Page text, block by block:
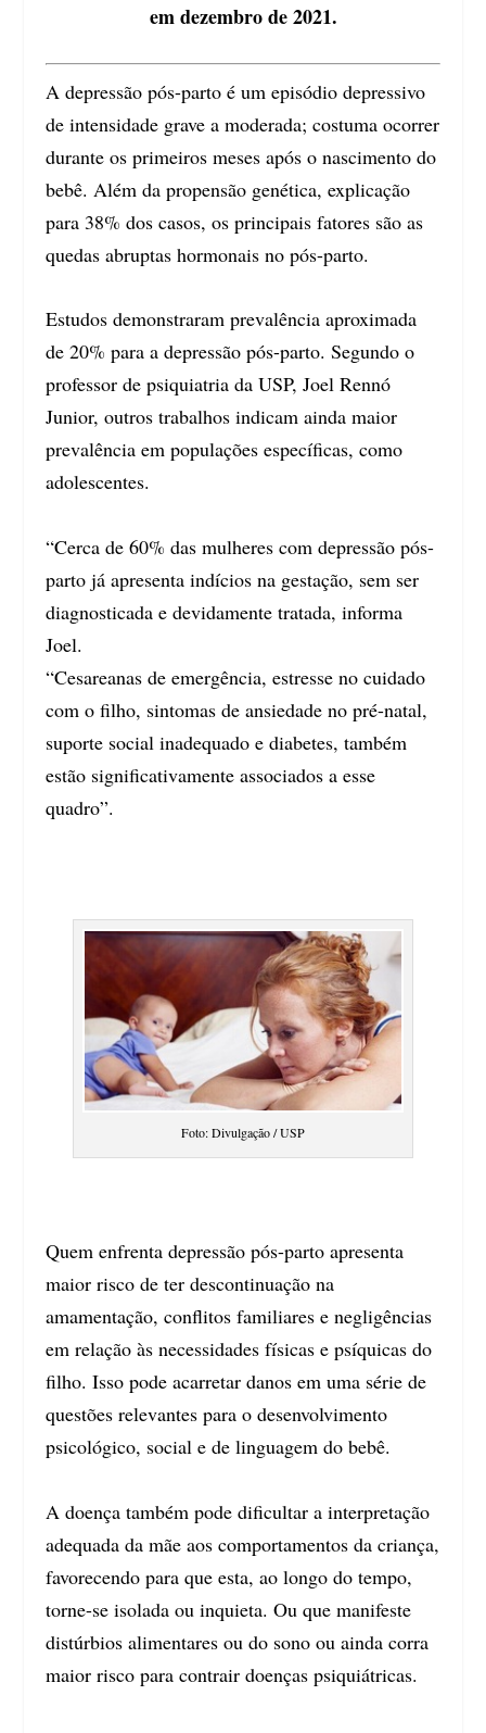
em dezembro de 2021.
A depressão pós-parto é um episódio depressivo
de intensidade grave a moderada; costuma ocorrer
durante os primeiros meses após o nascimento do
bebê. Além da propensão genética, explicação
para 38% dos casos, os principais fatores são as
quedas abruptas hormonais no pós-parto.
Estudos demonstraram prevalência aproximada
de 20% para a depressão pós-parto. Segundo o
professor de psiquiatria da USP, Joel Rennó
Junior, outros trabalhos indicam ainda maior
prevalência em populações específicas, como
adolescentes.
“Cerca de 60% das mulheres com depressão pós-
parto já apresenta indícios na gestação, sem ser
diagnosticada e devidamente tratada, informa
Joel.
“Cesareanas de emergência, estresse no cuidado
com o filho, sintomas de ansiedade no pré-natal,
suporte social inadequado e diabetes, também
estão significativamente associados a esse
quadro”.
Foto: Divulgação / USP
Quem enfrenta depressão pós-parto apresenta
maior risco de ter descontinuação na
amamentação, conflitos familiares e negligências
em relação às necessidades físicas e psíquicas do
filho. Isso pode acarretar danos em uma série de
questões relevantes para o desenvolvimento
psicológico, social e de linguagem do bebê.
A doença também pode dificultar a interpretação
adequada da mãe aos comportamentos da criança,
favorecendo para que esta, ao longo do tempo,
torne-se isolada ou inquieta. Ou que manifeste
distúrbios alimentares ou do sono ou ainda corra
maior risco para contrair doenças psiquiátricas.